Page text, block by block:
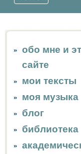
обо мне и
сайте
мои тексты
моя музыка
блог
библиотека